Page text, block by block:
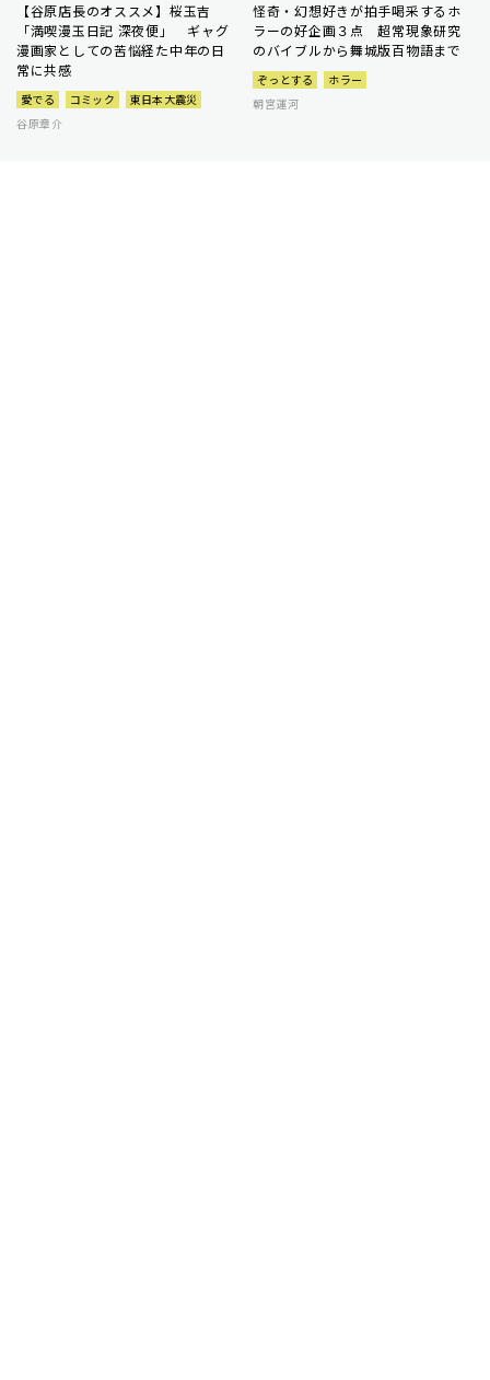
【谷原店長のオススメ】桜玉吉
「満喫漫玉日記 深夜便」 ギャグ
漫画家としての苦悩経た中年の日
常に共感
愛でる コミック
東日本大震災
谷原章介
怪奇・幻想好きが拍手喝采するホ
ラーの好企画３点 超常現象研究
のバイブルから舞城版百物語まで
ぞっとする
ホラー
朝宮運河